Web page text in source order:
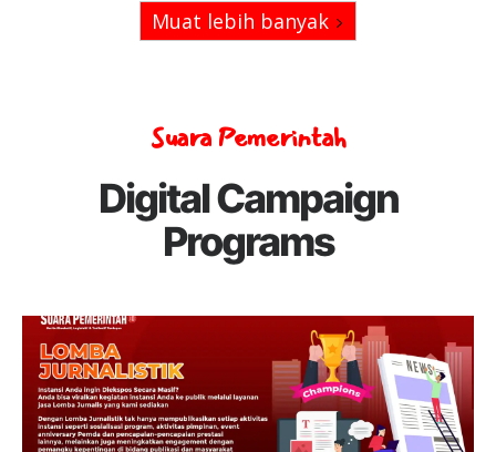
Muat lebih banyak
Suara Pemerintah
Digital Campaign
Programs